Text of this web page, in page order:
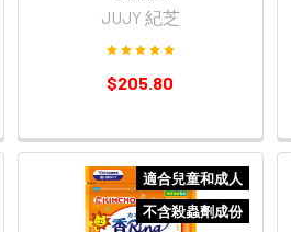
JUJY 紀芝
$205.80
適合兒童和成人
不含殺蟲劑成份